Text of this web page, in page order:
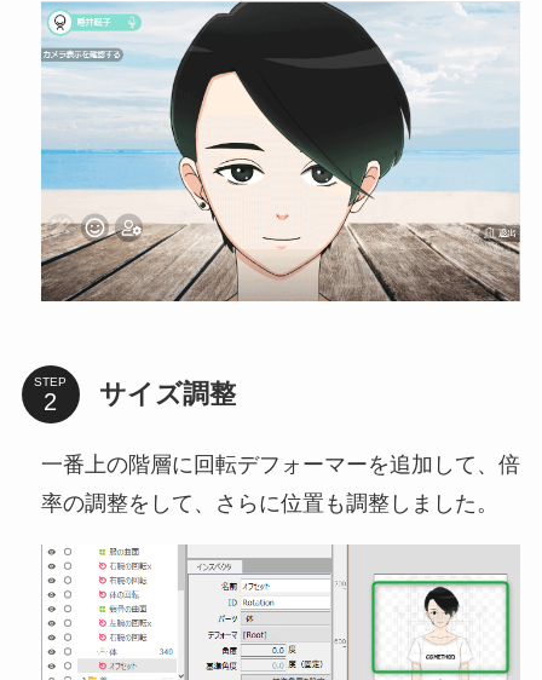
STEP サイズ調整
一番上の階層に回転デフォーマーを追加して、倍
率の調整をして、さらに位置も調整しました。